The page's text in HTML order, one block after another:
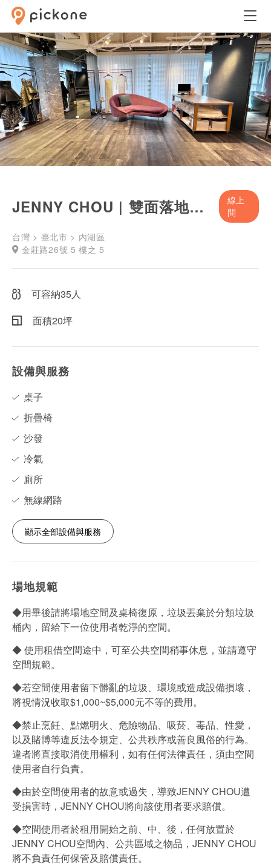
JENNY CHOU | 雙面落地窗空間
線上
問
台灣 > 臺北市 > 內湖區
金莊路26號 5 樓之 5
可容納35人
面積20坪
設備與服務
桌子
折疊椅
沙發
冷氣
廁所
無線網路
顯示全部設備與服務
場地規範
◆用畢後請將場地空間及桌椅復原，垃圾丟棄於分類垃圾
桶內，留給下一位使用者乾淨的空間。
◆ 使用租借空間途中，可至公共空間稍事休息，並請遵守
空間規範。
◆若空間使用者留下髒亂的垃圾、環境或造成設備損壞，
將視情況收取$1,000~$5,000元不等的費用。
◆禁止烹飪、點燃明火、危險物品、吸菸、毒品、性愛，
以及賭博等違反法令規定、公共秩序或善良風俗的行為。
違者將直接取消使用權利，如有任何法律責任，須由空間
使用者自行負責。
◆由於空間使用者的故意或過失，導致JENNY CHOU遭
受損害時，JENNY CHOU將向該使用者要求賠償。
◆空間使用者於租用開始之前、中、後，任何放置於
JENNY CHOU空間內、公共區域之物品，JENNY CHOU
將不負責任何保管及賠償責任。